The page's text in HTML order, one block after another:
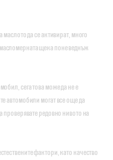
маслото да се активират, много
щека поне веднъж
сега това може да не е
автомобили могат все още да
проверявате редовно нивото на
фактори, като качество